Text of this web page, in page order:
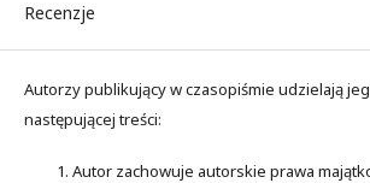
Recenzje
Autorzy publikujący w czasopiśmie udzielają
następującej treści:
Autor zachowuje autorskie prawa